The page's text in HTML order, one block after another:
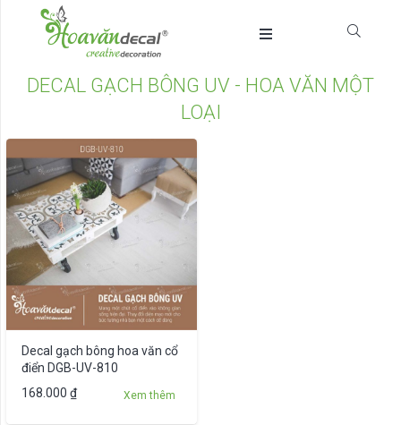
DECAL GẠCH BÔNG UV - HOA VĂN MỘT
LOẠI
Decal gạch bông hoa văn cổ
điển DGB-UV-810
168.000 ₫ Xem thêm